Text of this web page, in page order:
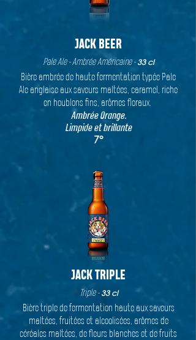
JACK BEER
Pale Ale - Ambrée Américaine - 33 cl
Bière ambrée de haute fermentation typée Pale
Ale anglaise aux saveurs maltées, caramel, riche
en houblons fins, arômes floraux.
Ambrée Orange.
Limpide et brillante
7°
JACK TRIPLE
Triple - 33 cl
Bière triple de fermentation haute aux saveurs
maltées, fruitées et alcoolisées, arômes de
céréales maltées, de fleurs blanches et de fruits